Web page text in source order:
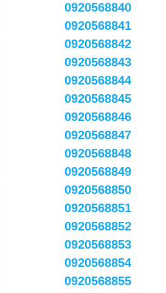
0920568840
0920568841
0920568842
0920568843
0920568844
0920568845
0920568846
0920568847
0920568848
0920568849
0920568850
0920568851
0920568852
0920568853
0920568854
0920568855